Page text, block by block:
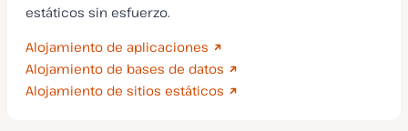
estáticos sin esfuerzo.
Alojamiento de aplicaciones
Alojamiento de bases de datos
Alojamiento de sitios estáticos